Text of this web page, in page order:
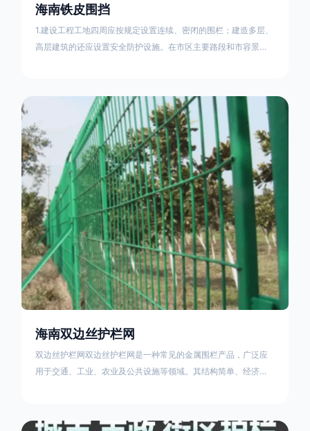
海南铁皮围挡
1.建设工程工地四周应按规定设置连续、密闭的围栏；建造多层、
高层建筑的还应设置安全防护设施。在市区主要路段和市容景观
料应保证围栏稳固、整洁、美观。市政工程项目工地，可按工程
进度分段设置围栏或按规定使用统一的连续性护栏设施。施工单
位不得在工地围栏外堆放建筑材料、垃圾和工程渣土。在
海南双边丝护栏网
双边丝护栏网双边丝护栏网是一种常见的金属围栏产品，广泛应
用于交通、工业、农业及公共设施等领域。其结构简单、经济实
边丝护栏网由低碳钢丝（Q235材质）通过焊接或编织形成网格结